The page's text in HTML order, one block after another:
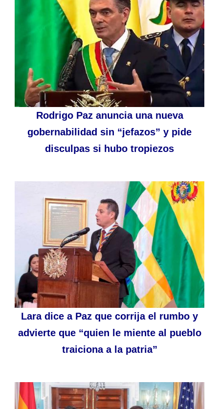
Rodrigo Paz anuncia una nueva
gobernabilidad sin “jefazos” y pide
disculpas si hubo tropiezos
Lara dice a Paz que corrija el rumbo y
advierte que “quien le miente al pueblo
traiciona a la patria”